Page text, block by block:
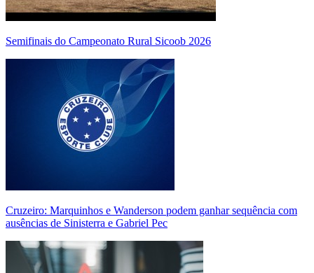
Semifinais do Campeonato Rural Sicoob 2026
Cruzeiro: Marquinhos e Wanderson podem ganhar sequência com
ausências de Sinisterra e Gabriel Pec